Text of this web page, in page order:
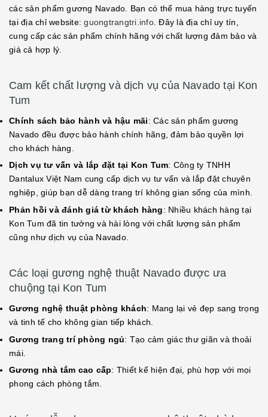
các sản phẩm gương Navado. Bạn có thể mua hàng trực tuyến
tại địa chỉ website:guongtrangtri.info. Đây là địa chỉ uy tín,
cung cấp các sản phẩm chính hãng với chất lượng đảm bảo và
giá cả hợp lý.
Cam kết chất lượng và dịch vụ của Navado tại Kon
Tum
Chính sách bảo hành và hậu mãi: Các sản phẩm gương
Navado đều được bảo hành chính hãng, đảm bảo quyền lợi
cho khách hàng.
Dịch vụ tư vấn và lắp đặt tại Kon Tum: Công ty TNHH
Dantalux Việt Nam cung cấp dịch vụ tư vấn và lắp đặt chuyên
nghiệp, giúp bạn dễ dàng trang trí không gian sống của mình.
Phản hồi và đánh giá từ khách hàng: Nhiều khách hàng tại
Kon Tum đã tin tưởng và hài lòng với chất lượng sản phẩm
cũng như dịch vụ của Navado.
Các loại gương nghệ thuật Navado được ưa
chuộng tại Kon Tum
Gương nghệ thuật phòng khách: Mang lại vẻ đẹp sang trọng
và tinh tế cho không gian tiếp khách.
Gương trang trí phòng ngủ: Tạo cảm giác thư giãn và thoải
mái.
Gương nhà tắm cao cấp: Thiết kế hiện đại, phù hợp với mọi
phong cách phòng tắm.